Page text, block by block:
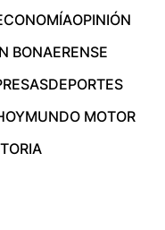
OPINIÓN
BONAERENSE
DEPORTES
MUNDO MOTOR